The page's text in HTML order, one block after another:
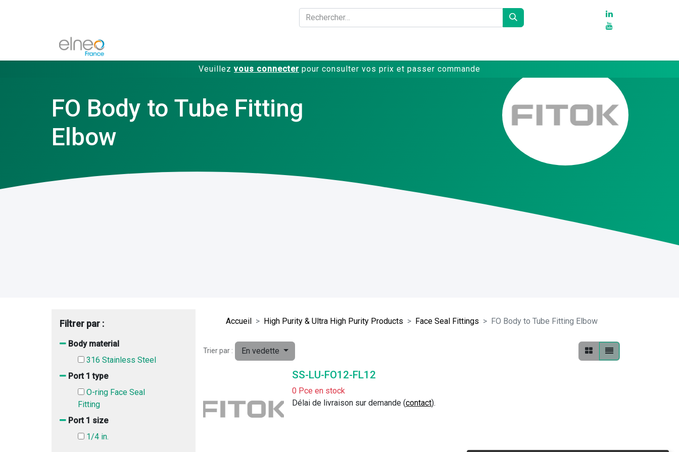
Veuillez vous connecter pour consulter vos prix et passer commande
FO Body to Tube Fitting
Elbow
Filtrer par :
Body material
316 Stainless Steel
Port 1 type
O-ring Face Seal
Fitting
Port 1 size
1/4 in.
Accueil High Purity & Ultra High Purity Products Face Seal Fittings FO Body to Tube Fitting Elbow
Trier par : En vedette
SS-LU-FO12-FL12
0 Pce en stock
Délai de livraison sur demande (contact).